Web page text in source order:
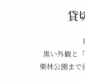
貸
黒い外観と
栗林公園まで